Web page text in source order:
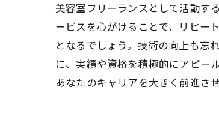
美容室フリーランスとして活動す
ービスを心がけることで、リピー
となるでしょう。技術の向上も忘
に、実績や資格を積極的にアピー
あなたのキャリアを大きく前進さ